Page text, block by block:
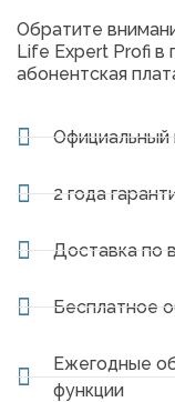
Обратите
Life Expert Profi в
абонентская
Официальный
2 года
Доставка по
Бесплатное
Ежегодные
функции